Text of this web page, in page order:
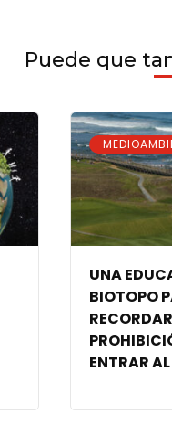
Puede que
UNA
BIOTOPO
ENTRAR